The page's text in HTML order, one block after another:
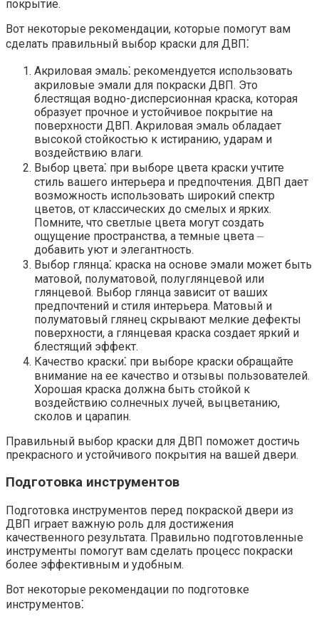
покрытие.​
Вот некоторые рекомендации, которые помогут вам
сделать правильный выбор краски для ДВП⁚
Акриловая эмаль⁚ рекомендуется использовать
акриловые эмали для покраски ДВП.​ Это
блестящая водно-дисперсионная краска, которая
образует прочное и устойчивое покрытие на
поверхности ДВП.​ Акриловая эмаль обладает
высокой стойкостью к истиранию, ударам и
воздействию влаги.​
Выбор цвета⁚ при выборе цвета краски учтите
стиль вашего интерьера и предпочтения.​ ДВП дает
возможность использовать широкий спектр
цветов, от классических до смелых и ярких.​
Помните, что светлые цвета могут создать
ощущение пространства, а темные цвета ⏤
добавить уют и элегантность.
Выбор глянца⁚ краска на основе эмали может быть
матовой, полуматовой, полуглянцевой или
глянцевой.​ Выбор глянца зависит от ваших
предпочтений и стиля интерьера.​ Матовый и
полуматовый глянец скрывают мелкие дефекты
поверхности, а глянцевая краска создает яркий и
блестящий эффект.​
Качество краски⁚ при выборе краски обращайте
внимание на ее качество и отзывы пользователей.​
Хорошая краска должна быть стойкой к
воздействию солнечных лучей, выцветанию,
сколов и царапин.​
Правильный выбор краски для ДВП поможет достичь
прекрасного и устойчивого покрытия на вашей двери.​
Подготовка инструментов
Подготовка инструментов перед покраской двери из
ДВП играет важную роль для достижения
качественного результата.​ Правильно подготовленные
инструменты помогут вам сделать процесс покраски
более эффективным и удобным.​
Вот некоторые рекомендации по подготовке
инструментов⁚